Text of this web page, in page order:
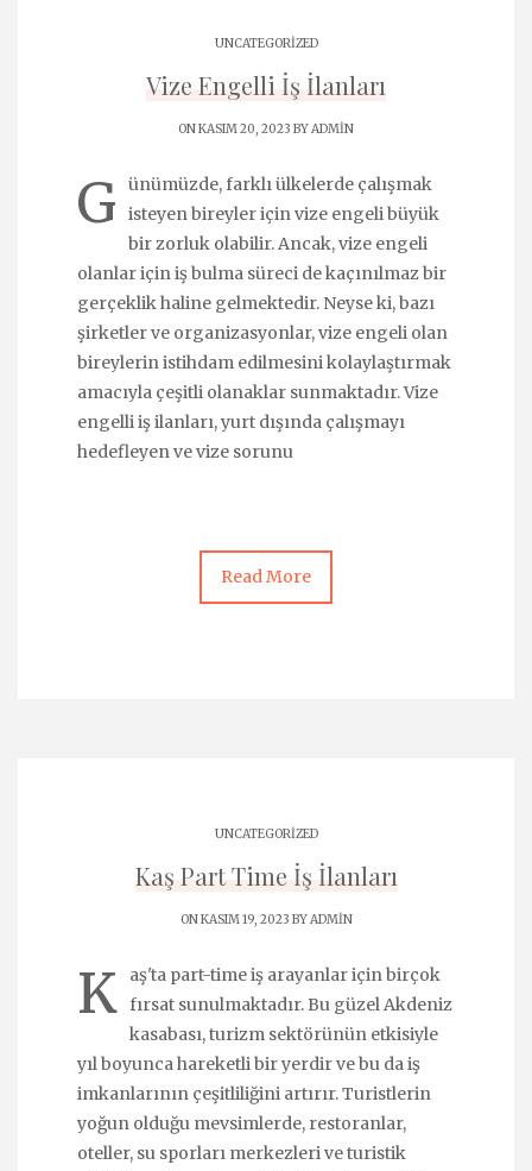
UNCATEGORIZED
Vize Engelli İş İlanları
ON KASIM 20, 2023 BYADMIN
G
ünümüzde, farklı ülkelerde çalışmak
isteyen bireyler için vize engeli büyük
bir zorluk olabilir. Ancak, vize engeli
olanlar için iş bulma süreci de kaçınılmaz bir
gerçeklik haline gelmektedir. Neyse ki, bazı
şirketler ve organizasyonlar, vize engeli olan
bireylerin istihdam edilmesini kolaylaştırmak
amacıyla çeşitli olanaklar sunmaktadır. Vize
engelli iş ilanları, yurt dışında çalışmayı
hedefleyen ve vize sorunu
Read More
UNCATEGORIZED
Kaş Part Time İş İlanları
ON KASIM 19, 2023 BYADMIN
K
aş'ta part-time iş arayanlar için birçok
fırsat sunulmaktadır. Bu güzel Akdeniz
kasabası, turizm sektörünün etkisiyle
yıl boyunca hareketli bir yerdir ve bu da iş
imkanlarının çeşitliliğini artırır. Turistlerin
yoğun olduğu mevsimlerde, restoranlar,
oteller, su sporları merkezleri ve turistik